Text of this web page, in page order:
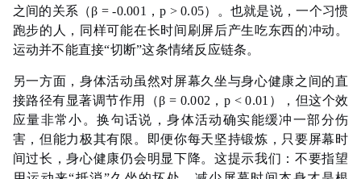
之间的关系（β = -0.001，p > 0.05）。也就是说，一个习惯
跑步的人，同样可能在长时间刷屏后产生吃东西的冲动。
运动并不能直接“切断”这条情绪反应链条。
另一方面，身体活动虽然对屏幕久坐与身心健康之间的直
接路径有显著调节作用（β = 0.002，p < 0.01），但这个效
应量非常小。换句话说，身体活动确实能缓冲一部分伤
害，但能力极其有限。即便你每天坚持锻炼，只要屏幕时
间过长，身心健康仍会明显下降。这提示我们：不要指望